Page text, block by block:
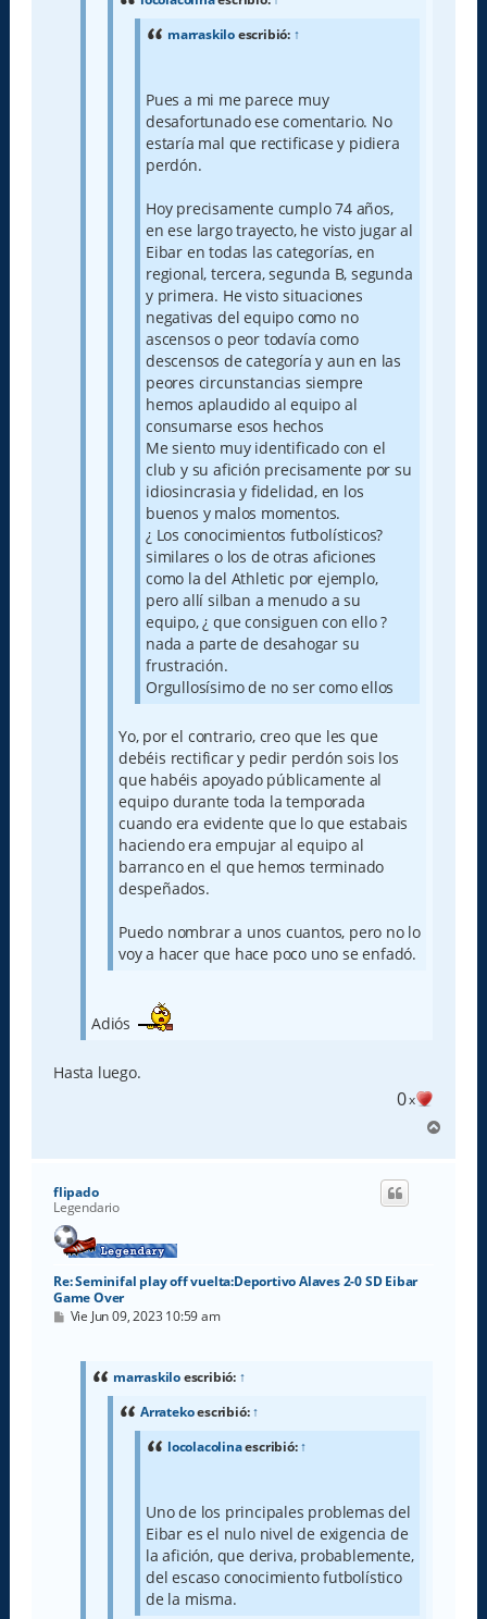
marraskiloescribió: ↑
Pues a mi me parece muy
desafortunado ese comentario. No
estaría mal que rectificase y pidiera
perdón.
Hoy precisamente cumplo 74 años,
en ese largo trayecto, he visto jugar al
Eibar en todas las categorías, en
regional, tercera, segunda B, segunda
y primera. He visto situaciones
negativas del equipo como no
ascensos o peor todavía como
descensos de categoría y aun en las
peores circunstancias siempre
hemos aplaudido al equipo al
consumarse esos hechos
Me siento muy identificado con el
club y su afición precisamente por su
idiosincrasia y fidelidad, en los
buenos y malos momentos.
¿ Los conocimientos futbolísticos?
similares o los de otras aficiones
como la del Athletic por ejemplo,
pero allí silban a menudo a su
equipo, ¿ que consiguen con ello ?
nada a parte de desahogar su
frustración.
Orgullosísimo de no ser como ellos
Yo, por el contrario, creo que les que
debéis rectificar y pedir perdón sois los
que habéis apoyado públicamente al
equipo durante toda la temporada
cuando era evidente que lo que estabais
haciendo era empujar al equipo al
barranco en el que hemos terminado
despeñados.
Puedo nombrar a unos cuantos, pero no lo
voy a hacer que hace poco uno se enfadó.
Adiós
Hasta luego.
0x
r
flipado
Legendario
Re: Seminifal play off vuelta:Deportivo Alaves 2-0 SD Eibar
Game Over
M
Vie Jun 09, 2023 10:59 am
marraskiloescribió: ↑
Arratekoescribió:↑
locolacolinaescribió:↑
Uno de los principales problemas del
Eibar es el nulo nivel de exigencia de
la afición, que deriva, probablemente,
del escaso conocimiento futbolístico
de la misma.